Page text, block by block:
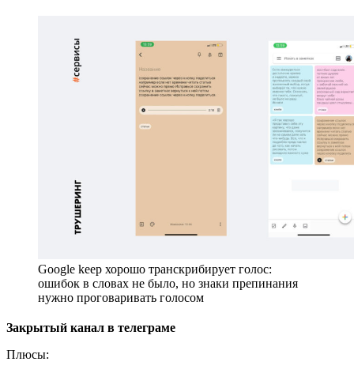
Google keep хорошо транскрибирует голос:
ошибок в словах не было, но знаки препинания
нужно проговаривать голосом
Закрытый канал в телеграме
Плюсы: